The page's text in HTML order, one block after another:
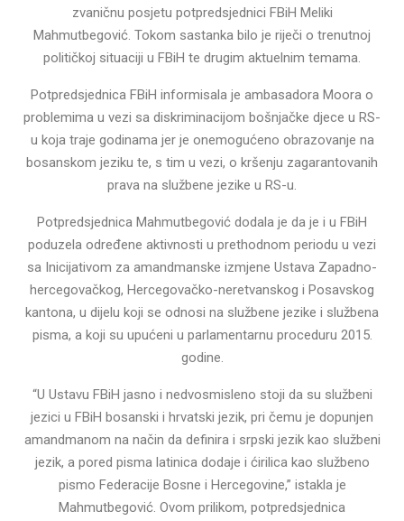
zvaničnu posjetu potpredsjednici FBiH Meliki
Mahmutbegović. Tokom sastanka bilo je riječi o trenutnoj
političkoj situaciji u FBiH te drugim aktuelnim temama.
Potpredsjednica FBiH informisala je ambasadora Moora o
problemima u vezi sa diskriminacijom bošnjačke djece u RS-
u koja traje godinama jer je onemogućeno obrazovanje na
bosanskom jeziku te, s tim u vezi, o kršenju zagarantovanih
prava na službene jezike u RS-u.
Potpredsjednica Mahmutbegović dodala je da je i u FBiH
poduzela određene aktivnosti u prethodnom periodu u vezi
sa Inicijativom za amandmanske izmjene Ustava Zapadno-
hercegovačkog, Hercegovačko-neretvanskog i Posavskog
kantona, u dijelu koji se odnosi na službene jezike i službena
pisma, a koji su upućeni u parlamentarnu proceduru 2015.
godine.
“U Ustavu FBiH jasno i nedvosmisleno stoji da su službeni
jezici u FBiH bosanski i hrvatski jezik, pri čemu je dopunjen
amandmanom na način da definira i srpski jezik kao službeni
jezik, a pored pisma latinica dodaje i ćirilica kao službeno
pismo Federacije Bosne i Hercegovine,” istakla je
Mahmutbegović. Ovom prilikom, potpredsjednica